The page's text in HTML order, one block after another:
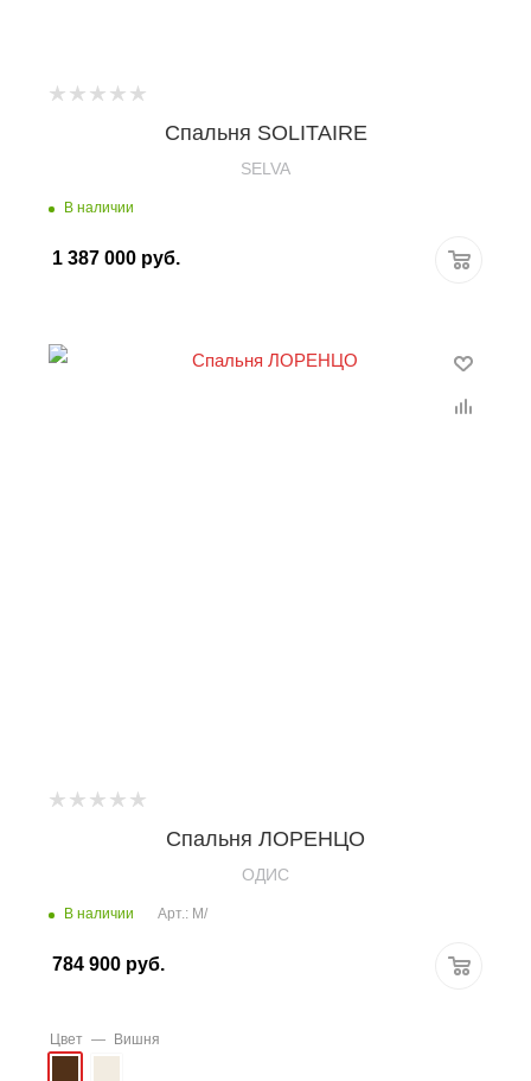
Спальня SOLITAIRE
SELVA
В наличии
1 387 000 руб.
Спальня ЛОРЕНЦО
OДИС
В наличии Арт.: М/
784 900 руб.
Цвет — Вишня